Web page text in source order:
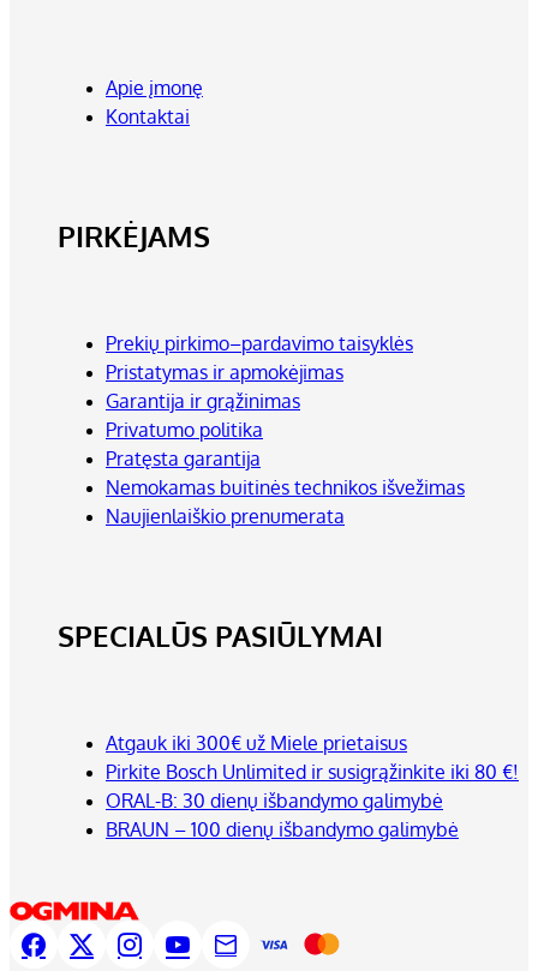
Apie įmonę
Kontaktai
PIRKĖJAMS
Prekių pirkimo–pardavimo taisyklės
Pristatymas ir apmokėjimas
Garantija ir grąžinimas
Privatumo politika
Pratęsta garantija
Nemokamas buitinės technikos išvežimas
Naujienlaiškio prenumerata
SPECIALŪS PASIŪLYMAI
Atgauk iki 300€ už Miele prietaisus
Pirkite Bosch Unlimited ir susigrąžinkite iki 80 €!
ORAL-B: 30 dienų išbandymo galimybė
BRAUN – 100 dienų išbandymo galimybė